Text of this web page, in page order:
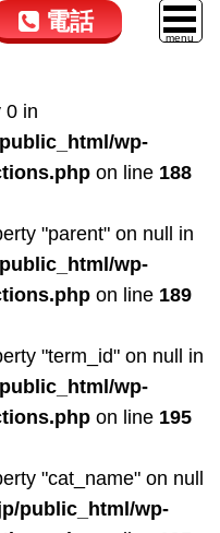
電話
5264-4432
9:00～18:00
5264-4433
9:00～18:00
0 in
wp-
on line 188
"parent" on null in
wp-
on line 189
"term_id" on null in
wp-
on line 195
"cat_name" on null
public_html/wp-